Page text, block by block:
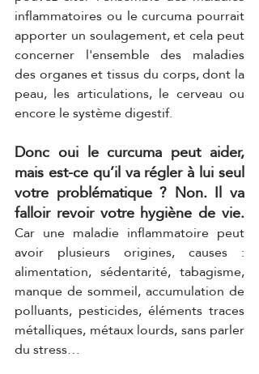
inflammatoires ou le curcuma pourrait
apporter un soulagement, et cela peut
concerner l'ensemble des maladies
des organes et tissus du corps, dont la
peau, les articulations, le cerveau ou
encore le système digestif.
Donc oui le curcuma peut aider,
mais est-ce qu’il va régler à lui seul
votre problématique ? Non. Il va
Car une maladie inflammatoire peut
avoir plusieurs origines, causes :
alimentation, sédentarité, tabagisme,
manque de sommeil, accumulation de
polluants, pesticides, éléments traces
métalliques, métaux lourds, sans parler
du stress…